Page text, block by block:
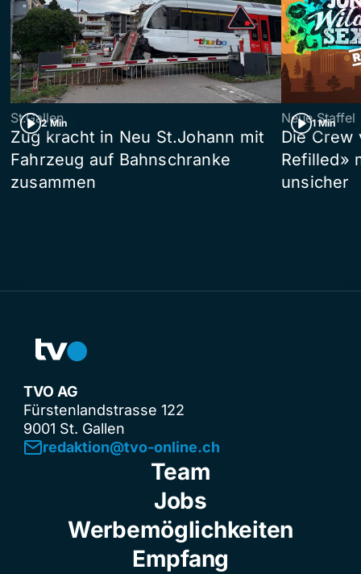
2 Min
St.Gallen
Zug kracht in Neu St.Johann mit
Fahrzeug auf Bahnschranke
zusammen
1 Min
Neue Staffel
Die Crew
Refilled»
unsicher
TVO AG
Fürstenlandstrasse 122
9001 St. Gallen
redaktion@tvo-online.ch
Team
Jobs
Werbemöglichkeiten
Empfang